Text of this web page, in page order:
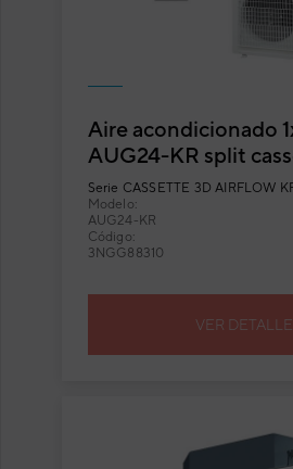
Aire acondicionado
AUG24-KR split
Inverter blanco con
circular
Serie CASSETTE 3D AIRFLOW
Modelo:
AUG24-KR
Código:
3NGG88310
VER DETALLE